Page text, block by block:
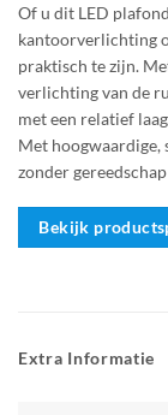
Of u dit LED
kantoorverlichting
praktisch te zijn.
verlichting van de
met een relatief
Met hoogwaardige,
zonder
Bekijk
Extra Informatie